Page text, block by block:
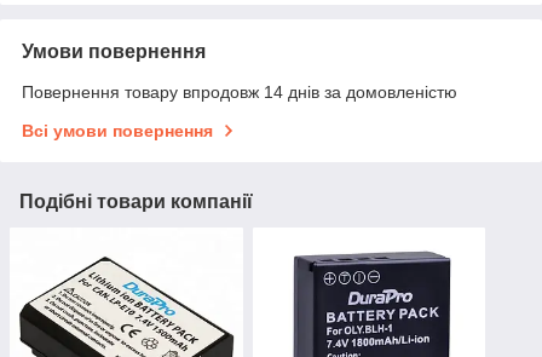
Умови повернення
Повернення товару впродовж 14 днів за домовленістю
Всі умови повернення
Подібні товари компанії